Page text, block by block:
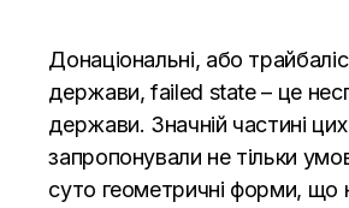
Донаціональні, або
держави, failed state – це
держави. Значній частині
запропонували не тільки
суто геометричні форми, що